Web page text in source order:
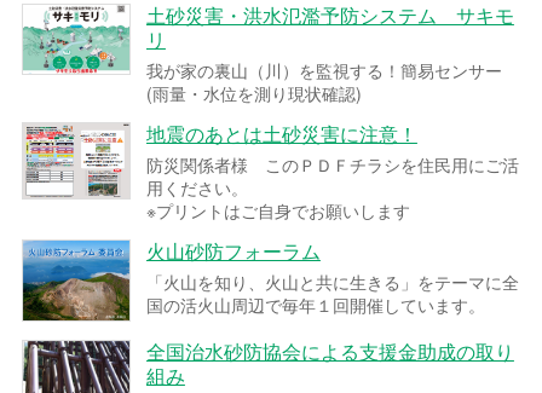
土砂災害・洪水氾濫予防システム サキモ
リ
我が家の裏山（川）を監視する！簡易センサー
(雨量・水位を測り現状確認)
地震のあとは土砂災害に注意！
防災関係者様 このＰＤＦチラシを住民用にご活
用ください。
※プリントはご自身でお願いします
火山砂防フォーラム
「火山を知り、火山と共に生きる」をテーマに全
国の活火山周辺で毎年１回開催しています。
全国治水砂防協会による支援金助成の取り
組み